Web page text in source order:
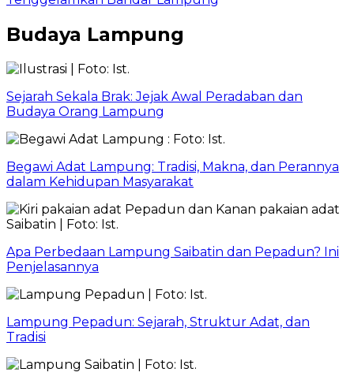
Budaya Lampung
Sejarah Sekala Brak: Jejak Awal Peradaban dan
Budaya Orang Lampung
Begawi Adat Lampung: Tradisi, Makna, dan Perannya
dalam Kehidupan Masyarakat
Apa Perbedaan Lampung Saibatin dan Pepadun? Ini
Penjelasannya
Lampung Pepadun: Sejarah, Struktur Adat, dan
Tradisi